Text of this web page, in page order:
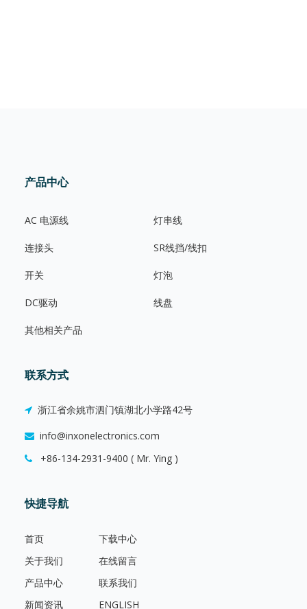
产品中心
AC 电源线 灯串线
连接头 SR线挡/线扣
开关 灯泡
DC驱动 线盘
其他相关产品
联系方式
浙江省余姚市泗门镇湖北小学路42号
info@inxonelectronics.com
+86-134-2931-9400 ( Mr. Ying )
快捷导航
首页
关于我们
产品中心
新闻资讯
下载中心
在线留言
联系我们
ENGLISH